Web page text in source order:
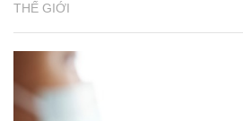
THẾ GIỚI